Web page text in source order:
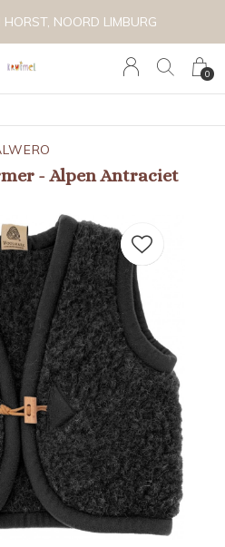
0
INSTAGRAM
- Alpen Antraciet